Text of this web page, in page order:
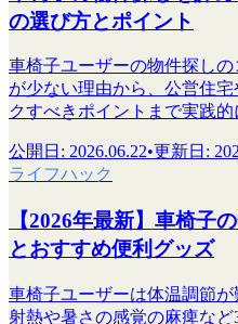
の選び方とポイント
車椅子ユーザーの物件探し
が少ない理由から、公営住
クすべきポイントまで実践的
公開日 : 2026.06.22•更新日 :
ライフハック
【2026年最新】車椅子
とおすすめ便利グッズ
車椅子ユーザーは体温調節
射熱や暑さの感覚の麻痺な